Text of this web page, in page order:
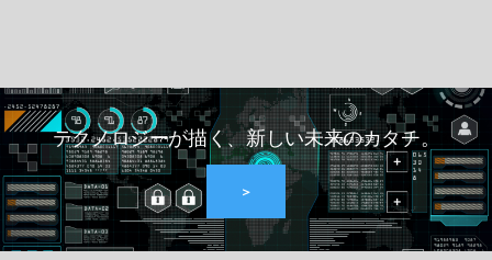
テクノロジーが描く、新しい未来のカタチ。
＞